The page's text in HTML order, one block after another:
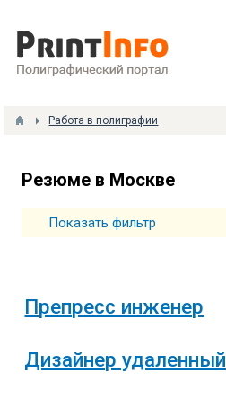
Работа в полиграфии
Резюме в Москве
Показать фильтр
Препресс инженер
Дизайнер удаленный